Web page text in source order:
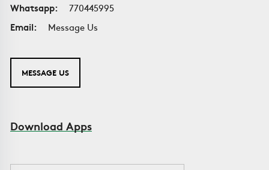
Whatsapp:
770445995
Email:
Message Us
MESSAGE US
Download Apps